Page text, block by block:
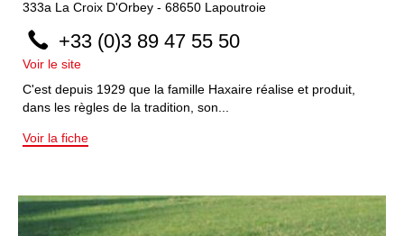
333a La Croix D'Orbey - 68650 Lapoutroie
+33 (0)3 89 47 55 50
Voir le site
C'est depuis 1929 que la famille Haxaire réalise et produit,
dans les règles de la tradition, son...
Voir la fiche